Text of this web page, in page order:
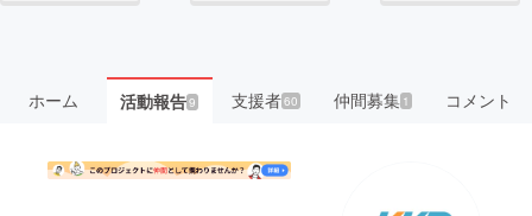
ホーム 活動報告9 支援者60 仲間募集 1 コメント